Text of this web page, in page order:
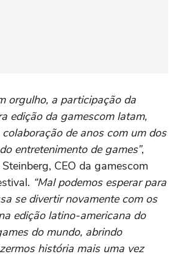
orgulho, a participação da
edição da gamescom latam,
de anos com um dos
entretenimento de games”,
CEO da gamescom
“Mal podemos esperar para
se divertir novamente com os
edição latino-americana do
do mundo, abrindo
história mais uma vez